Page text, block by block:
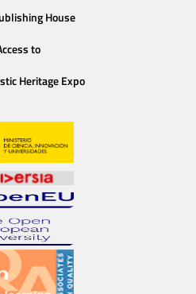
House
to
Heritage Expo